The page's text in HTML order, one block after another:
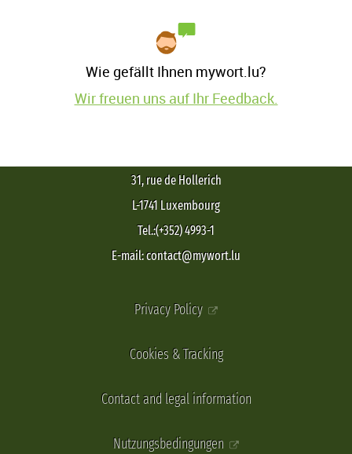
Wie gefällt Ihnen mywort.lu?
Wir freuen uns auf Ihr Feedback.
31, rue de Hollerich
L-1741 Luxembourg
Tel.:(+352) 4993-1
E-mail: contact@mywort.lu
Privacy Policy
Cookies & Tracking
Contact and legal information
Nutzungsbedingungen